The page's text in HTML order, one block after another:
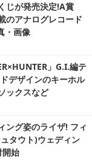
じが発売決定!A賞
のアナログレコード
・画像
」G.I.編テ
デザインのキーホル
ックスなど
ング姿のライザ! フィ
タウト)ウェディン
開始